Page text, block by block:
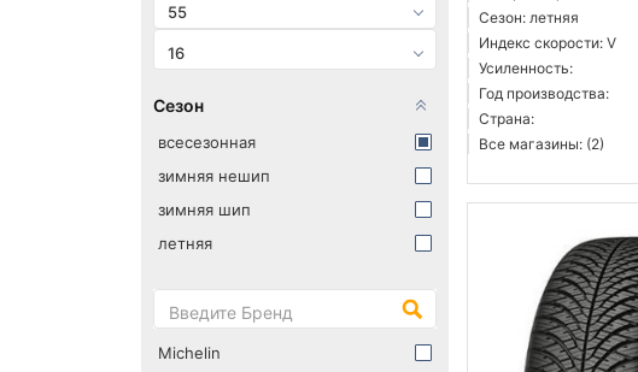
Сезон: летняя
Индекс скорости: V
Усиленность:
Год производства:
Страна:
Все магазины: (2)
55
16
Сезон
всесезонная
зимняя нешип
зимняя шип
летняя
Michelin